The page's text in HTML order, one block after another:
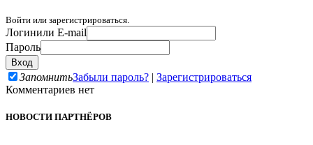
Войти или зарегистрироваться.
Логинили E-mail
Пароль
ЗапомнитьЗабыли пароль? | Зарегистрироваться
Комментариев нет
НОВОСТИ ПАРТНЁРОВ